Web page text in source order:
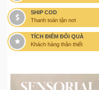
SHIP COD
Thanh toán tận nơi
TÍCH ĐIỂM ĐỔI QUÀ
Khách hàng thân thiết